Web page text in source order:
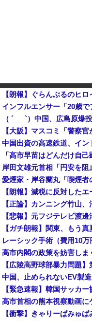
【朗報】ぐらんぶるのヒ
【ガチ朗報】関東、もう